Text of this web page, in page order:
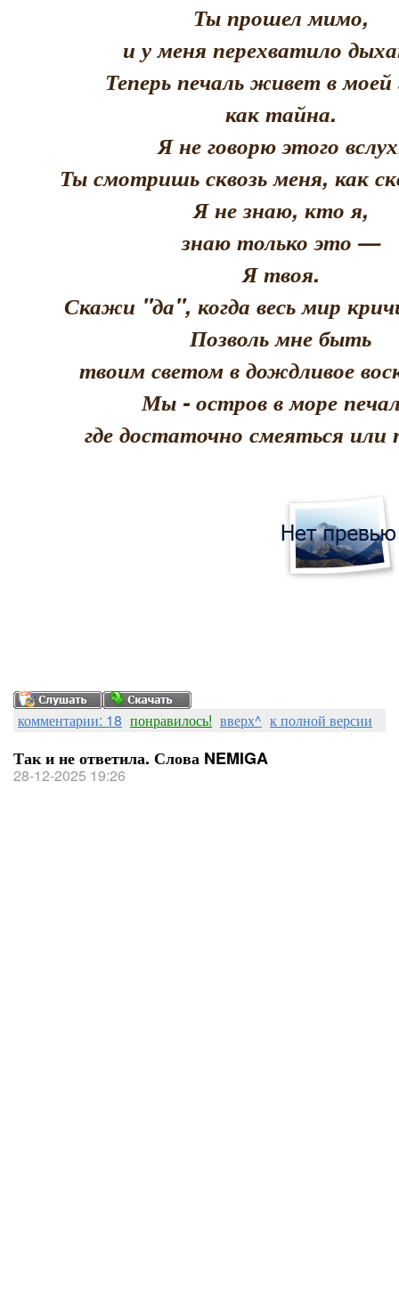
Ты прошел мимо,
и у меня перехватило
Теперь печаль живет в моей
как тайна.
Я не говорю этого
Ты смотришь сквозь меня, как
Я не знаю, кто я,
знаю только это —
Я твоя.
Скажи "да", когда весь мир
Позволь мне быть
твоим светом в дождливое
Мы - остров в море
где достаточно смеяться или
комментарии: 18 понравилось! вверх^ к полной версии
Так и не ответила. Слова NEMIGA
28-12-2025 19:26